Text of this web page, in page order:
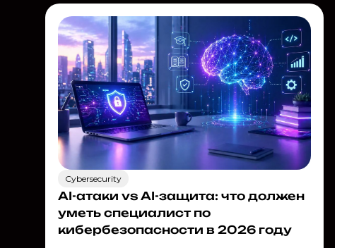
Cybersecurity
AI-атаки vs AI-защита: что должен
уметь специалист по
кибербезопасности в 2026 году